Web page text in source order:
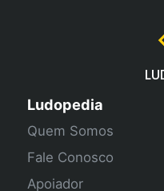
Ludopedia
Quem Somos
Fale Conosco
Apoiador